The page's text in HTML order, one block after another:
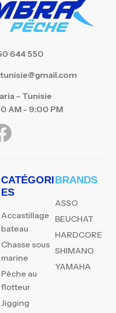
644 550
– Tunisie
AM - 9:00 PM
CATÉGORI
ES
Accastillage
bateau
Chasse sous
marine
Pèche au
flotteur
Jigging
BRANDS
ASSO
BEUCHAT
HARDCORE
SHIMANO
YAMAHA